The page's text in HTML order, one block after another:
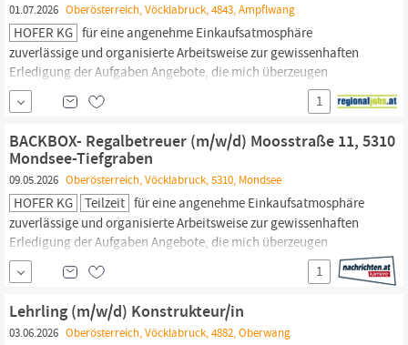
01.07.2026 Oberösterreich, Vöcklabruck, 4843, Ampflwang
HOFER KG für eine angenehme Einkaufsatmosphäre
zuverlässige und organisierte Arbeitsweise zur gewissenhaften
Erledigung der Aufgaben Angebote, die mich überzeugen
attraktive Teilzeitoptionen, auch als
geeignet
vielseitiges Tätigkeitsfeld umfangreiche Einarbeitung und
individuelles Onboarding top ausgestattet mit Headset und
immer verbunden mit dem...
1
BACKBOX- Regalbetreuer (m/w/d) Moosstraße 11, 5310
Mondsee-Tiefgraben
09.05.2026 Oberösterreich, Vöcklabruck, 5310, Mondsee
HOFER KG Teilzeit für eine angenehme Einkaufsatmosphäre
zuverlässige und organisierte Arbeitsweise zur gewissenhaften
Erledigung der Aufgaben Angebote, die mich überzeugen
attraktive Teilzeitoptionen, auch als
geeignet
vielseitiges Tätigkeitsfeld umfangreiche Einarbeitung und
individuelles Onboarding top ausgestattet mit Headset und
immer verbunden mit dem...
1
Lehrling (m/w/d) Konstrukteur/in
03.06.2026 Oberösterreich, Vöcklabruck, 4882, Oberwang